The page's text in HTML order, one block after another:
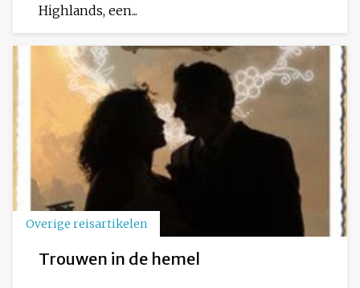
Highlands, een...
Overige reisartikelen
Trouwen in de hemel